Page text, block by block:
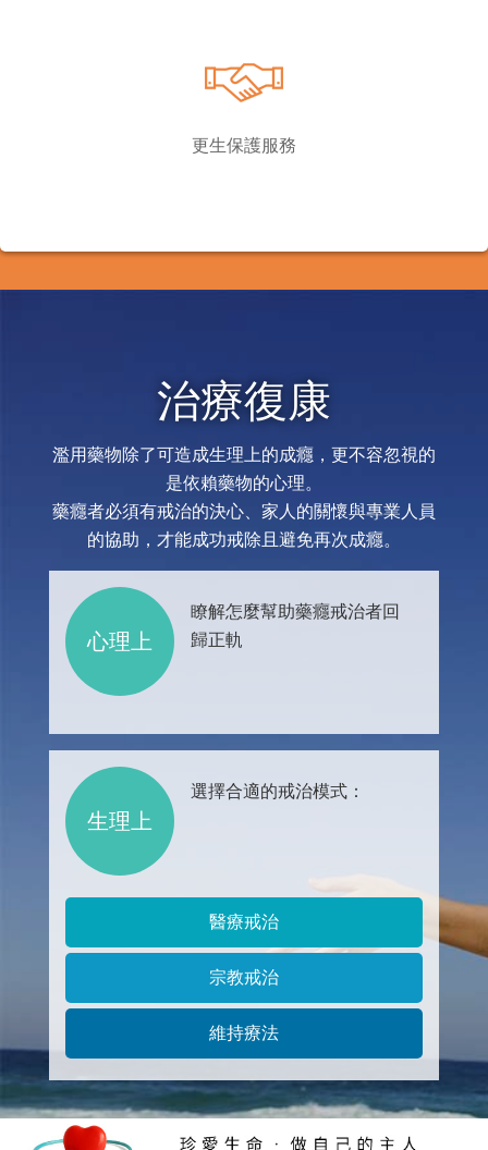
更生保護服務
治療復康
濫用藥物除了可造成生理上的成癮，更不容忽視的
是依賴藥物的心理。
藥癮者必須有戒治的決心、家人的關懷與專業人員
的協助，才能成功戒除且避免再次成癮。
心理上
瞭解怎麼幫助藥癮戒治者回
歸正軌
生理上
選擇合適的戒治模式：
醫療戒治
宗教戒治
維持療法